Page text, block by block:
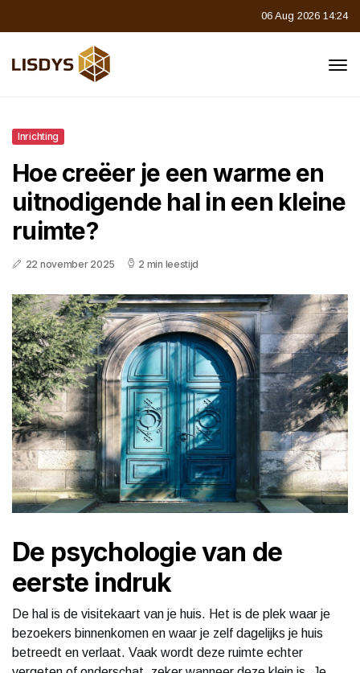
06 Aug 2026 14:24
Inrichting
Hoe creëer je een warme en
uitnodigende hal in een kleine
ruimte?
22 november 2025 2 min leestijd
De psychologie van de
eerste indruk
De hal is de visitekaart van je huis. Het is de plek waar je
bezoekers binnenkomen en waar je zelf dagelijks je huis
betreedt en verlaat. Vaak wordt deze ruimte echter